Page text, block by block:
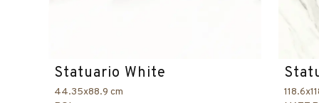
Statuario White
44.35x88.9 cm